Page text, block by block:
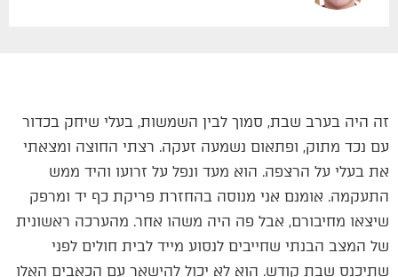
זה היה בערב שבת, סמוך לבין השמשות, בעלי שיחק בכדור
עם נכד מתוק, ופתאום נשמעה זעקה. רצתי החוצה ומצאתי
את בעלי על הרצפה. הוא מעד ונפל על זרועו והיד ממש
התעקמה. אומנם אני מנוסה בהחזרת פריקת כף יד ומרפק
שיצאו מחיבורם, אבל פה היה משהו אחר. מהערכה ראשונית
של המצב הבנתי שחייבים לנסוע מייד לבית חולים לפני
שתיכנס שבת קודש. הוא לא יכול להישאר עם הכאבים האלו